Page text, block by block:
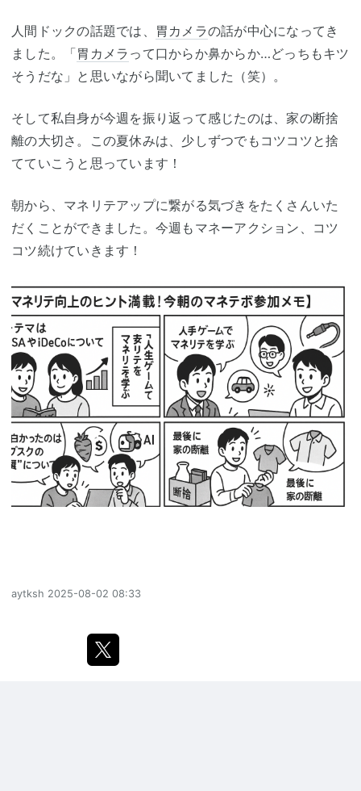
人間ドックの話題では、 胃カメラの話が中心になってき
ました。「胃カメラ って口からか鼻からか…どっちもキツ
そうだな」と思いながら聞いてました（笑）。
そして私自身が今週を振り返って感じたのは、家の断捨
離の大切さ。この夏休みは、少しずつでもコツコツと捨
てていこうと思っています！
朝から、マネリテアップに繋がる気づきをたくさんいた
だくことができました。今週もマネーアクション、コツ
コツ続けていきます！
aytksh 2025-08-02 08:33